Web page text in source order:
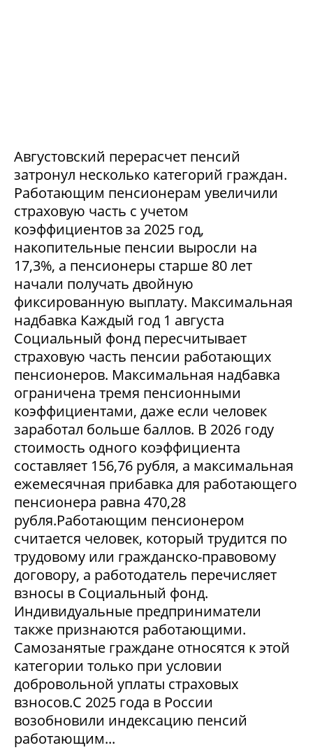
Августовский перерасчет пенсий
затронул несколько категорий граждан.
Работающим пенсионерам увеличили
страховую часть с учетом
коэффициентов за 2025 год,
накопительные пенсии выросли на
17,3%, а пенсионеры старше 80 лет
начали получать двойную
фиксированную выплату. Максимальная
надбавка Каждый год 1 августа
Социальный фонд пересчитывает
страховую часть пенсии работающих
пенсионеров. Максимальная надбавка
ограничена тремя пенсионными
коэффициентами, даже если человек
заработал больше баллов. В 2026 году
стоимость одного коэффициента
составляет 156,76 рубля, а максимальная
ежемесячная прибавка для работающего
пенсионера равна 470,28
рубля.Работающим пенсионером
считается человек, который трудится по
трудовому или гражданско-правовому
договору, а работодатель перечисляет
взносы в Социальный фонд.
Индивидуальные предприниматели
также признаются работающими.
Самозанятые граждане относятся к этой
категории только при условии
добровольной уплаты страховых
взносов.С 2025 года в России
возобновили индексацию пенсий
работающим...